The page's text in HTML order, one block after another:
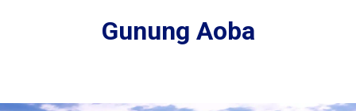
Rekomendasi Tempat Wisata
Gunung Aoba